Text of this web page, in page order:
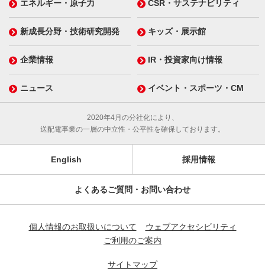
エネルギー・原子力 CSR・サステナビリティ
新成長分野・技術研究開発 キッズ・展示館
企業情報 IR・投資家向け情報
ニュース イベント・スポーツ・CM
2020年4月の分社化により、
送配電事業の一層の中立性・公平性を確保しております。
English 採用情報
よくあるご質問・お問い合わせ
個人情報のお取扱いについて
ウェブアクセシビリティ
ご利用のご案内
サイトマップ